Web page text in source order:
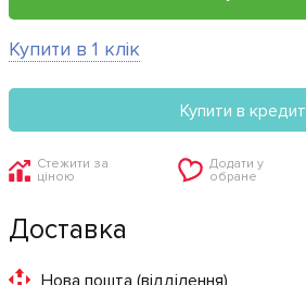
Купити в 1 клік
Купити в кредит
Стежити за
ціною
Додати у
обране
Доставка
Нова пошта (відділення)